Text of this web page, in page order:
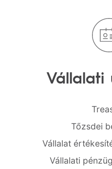
Vállalati
Tőzsdei
Vállalat
Vállalati